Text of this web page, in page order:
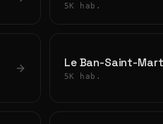
5K hab.
Le Ban-Saint-
5K hab.